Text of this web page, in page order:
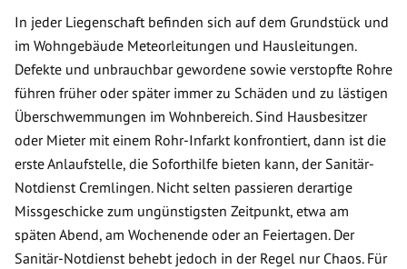
In jeder Liegenschaft befinden sich auf dem Grundstück und
im Wohngebäude Meteorleitungen und Hausleitungen.
Defekte und unbrauchbar gewordene sowie verstopfte Rohre
führen früher oder später immer zu Schäden und zu lästigen
Überschwemmungen im Wohnbereich. Sind Hausbesitzer
oder Mieter mit einem Rohr-Infarkt konfrontiert, dann ist die
erste Anlaufstelle, die Soforthilfe bieten kann, der Sanitär-
Notdienst Cremlingen. Nicht selten passieren derartige
Missgeschicke zum ungünstigsten Zeitpunkt, etwa am
späten Abend, am Wochenende oder an Feiertagen. Der
Sanitär-Notdienst behebt jedoch in der Regel nur Chaos. Für